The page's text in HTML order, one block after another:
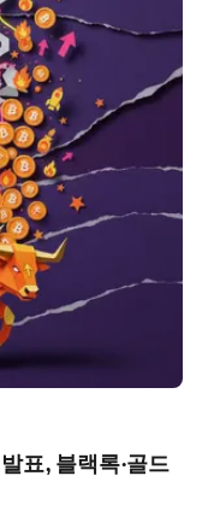
표, 블랙록·골드